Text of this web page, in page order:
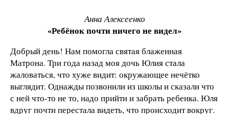
Анна Алексеенко
«Ребёнок почти ничего не видел»
Добрый день! Нам помогла святая блаженная
Матрона. Три года назад моя дочь Юлия стала
жаловаться, что хуже видит: окружающее нечётко
выглядит. Однажды позвонили из школы и сказали что
с ней что-то не то, надо прийти и забрать ребенка. Юля
вдруг почти перестала видеть, что происходит вокруг.